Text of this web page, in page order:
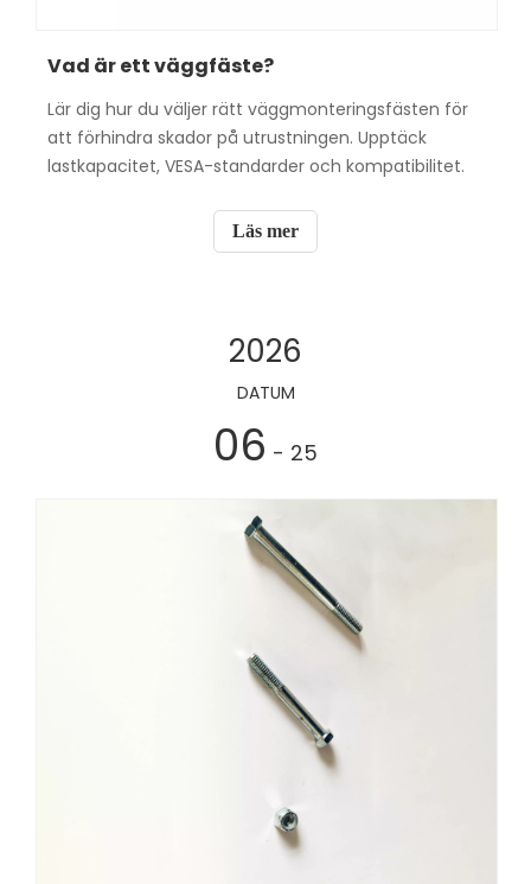
Vad är ett väggfäste?
Lär dig hur du väljer rätt väggmonteringsfästen för
att förhindra skador på utrustningen. Upptäck
lastkapacitet, VESA-standarder och kompatibilitet.
Läs mer
2026
DATUM
06 - 25